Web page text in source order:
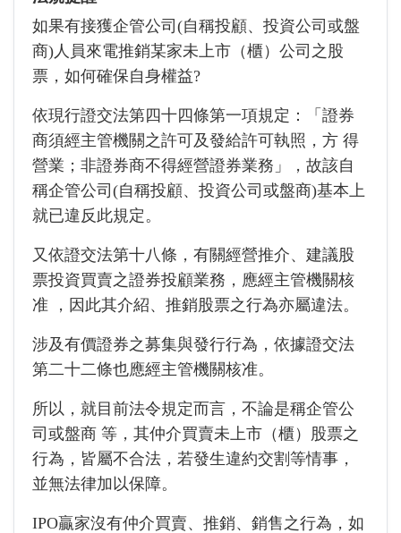
如果有接獲企管公司(自稱投顧、投資公司或盤
商)人員來電推銷某家未上市（櫃）公司之股
票，如何確保自身權益?
依現行證交法第四十四條第一項規定：「證券
商須經主管機關之許可及發給許可執照，方 得
營業；非證券商不得經營證券業務」，故該自
稱企管公司(自稱投顧、投資公司或盤商)基本上
就已違反此規定。
又依證交法第十八條，有關經營推介、建議股
票投資買賣之證券投顧業務，應經主管機關核
准 ，因此其介紹、推銷股票之行為亦屬違法。
涉及有價證券之募集與發行行為，依據證交法
第二十二條也應經主管機關核准。
所以，就目前法令規定而言，不論是稱企管公
司或盤商 等，其仲介買賣未上市（櫃）股票之
行為，皆屬不合法，若發生違約交割等情事，
並無法律加以保障。
IPO贏家沒有仲介買賣、推銷、銷售之行為，如